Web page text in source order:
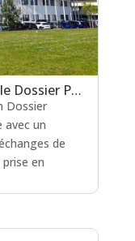
GHPSO : une transition vers le Dossier Patient Informatisé interopérable réussie
Dossier
un
de
en